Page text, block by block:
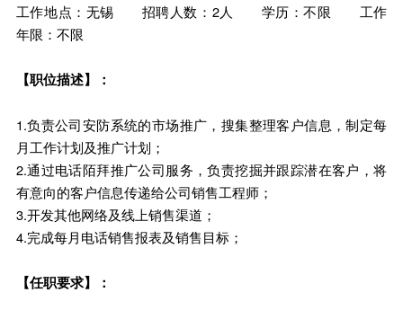
工作地点：无锡 招聘人数：2人 学历：不限 工作
年限：不限
【职位描述】：
1.负责公司安防系统的市场推广，搜集整理客户信息，制定每
月工作计划及推广计划；
2.通过电话陌拜推广公司服务，负责挖掘并跟踪潜在客户，将
有意向的客户信息传递给公司销售工程师；
3.开发其他网络及线上销售渠道；
4.完成每月电话销售报表及销售目标；
【任职要求】：